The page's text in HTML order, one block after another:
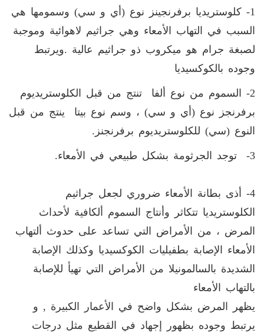
1- كلوستريديا برفرنجينز نوع (أي و سي) وسمومها هي
السبب في التهاب الأمعاء وهي جراثيم لاهوائية وموجبة
لصبغة جرام هو ميكروب ذو جراثيم عالية .ويرتبط
وجوده بالكوكسيديا
2- السموم من نوع ألفا تنتج من قبل الكلوستريديوم
برفرنجز نوع (أي و سي) ، وسم نوع بيتا ينتج من قبل
النوع (سي) للكلوستريديوم برفرنجنز .
3- توجد الجرثومة بشكل طبيعي في الأمعاء .
4- أذى بطانة الأمعاء ضروري لجعل جراثيم
الكلوستريديا تتكاثر وأنتاج السموم ألكافية لأحداث
المرض ، من الأمراض التي تساعد على حدوث ألتهاب
الأمعاء الإصابة بطفيليات الكوكسيديا وكذلك الإصابة
الشديدة بالسالمونيلا من الأمراض التي تهيأ للإصابة
بالتهاب الأمعاء
يظهر المرض بشكل واضح في الأعمار الكبيرة , و
يرتبط وجوده بظهور إجهاد في القطيع مثل درجات